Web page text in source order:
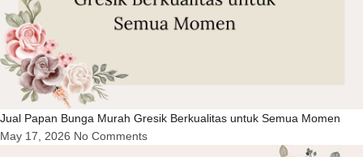
Jual Papan Bunga Murah Gresik Berkualitas untuk Semua Momen
May 17, 2026 No Comments